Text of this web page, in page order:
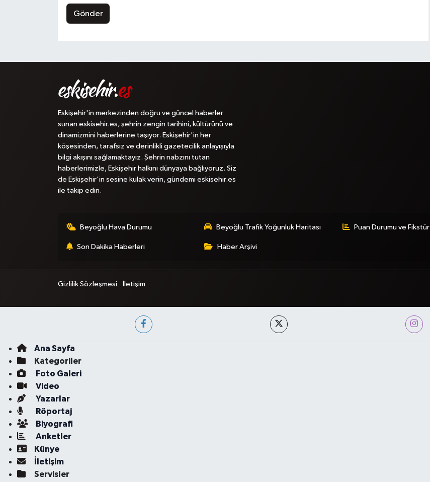
Gönder
Eskişehir'in merkezinden doğru ve güncel haberler
sunan eskisehir.es, şehrin zengin tarihini, kültürünü ve
dinamizmini haberlerine taşıyor. Eskişehir'in her
köşesinden, tarafsız ve derinlikli gazetecilik anlayışıyla
bilgi akışını sağlamaktayız. Şehrin nabzını tutan
haberlerimizle, Eskişehir halkını dünyaya bağlıyoruz. Siz
de Eskişehir'in sesine kulak verin, gündemi eskisehir.es
ile takip edin.
Beyoğlu Hava Durumu Beyoğlu Trafik Yoğunluk Haritası Puan Durumu ve Fikstür
Son Dakika Haberleri Haber Arşivi
Gizlilik Sözleşmesi İletişim
Ana Sayfa
Kategoriler
Foto Galeri
Video
Yazarlar
Röportaj
Biyografi
Anketler
Künye
İletişim
Servisler